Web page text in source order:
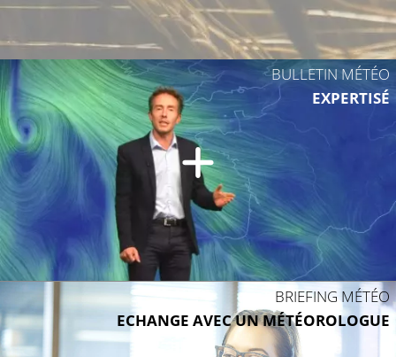
BULLETIN MÉTÉO
EXPERTISÉ
BRIEFING MÉTÉO
ECHANGE AVEC UN MÉTÉOROLOGUE